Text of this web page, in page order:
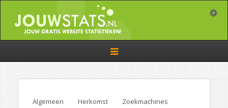
Toggle
navigation
Algemeen Herkomst
Zoekmachines